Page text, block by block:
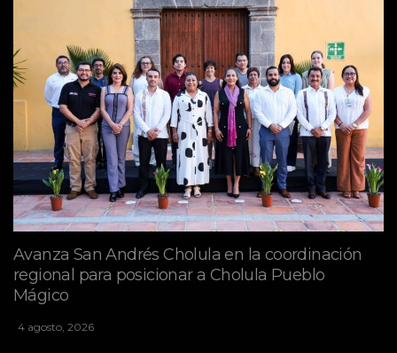
Avanza San Andrés Cholula en la coordinación
regional para posicionar a Cholula Pueblo
Mágico
4 agosto, 2026